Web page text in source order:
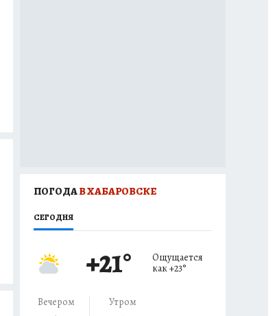
ПОГОДАВ ХАБАРОВСКЕ
СЕГОДНЯ
+21°
Ощущается
как+23°
Вечером Утром